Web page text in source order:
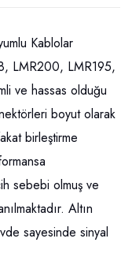
Kablolar
LMR200, LMR195,
ve hassas olduğu
boyut olarak
birleştirme
sebebi olmuş ve
Altın
sayesinde sinyal